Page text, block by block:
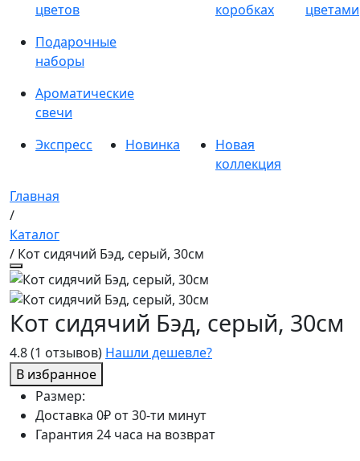
цветов
коробках
цветами
Подарочные
наборы
Ароматические
свечи
Экспресс
Новинка
Новая
коллекция
Главная
/
Каталог
/ Кот сидячий Бэд, серый, 30см
4.8(1 отзывов) Нашли дешевле?
В избранное
Кот сидячий Бэд, серый, 30см
Размер:
Доставка 0₽ от 30-ти минут
Гарантия 24 часа на возврат